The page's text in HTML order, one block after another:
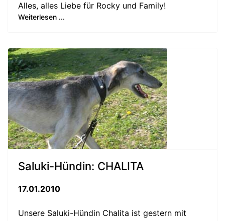
Alles, alles Liebe für Rocky und Family!
Weiterlesen ...
Saluki-Hündin: CHALITA
17.01.2010
Unsere Saluki-Hündin Chalita ist gestern mit